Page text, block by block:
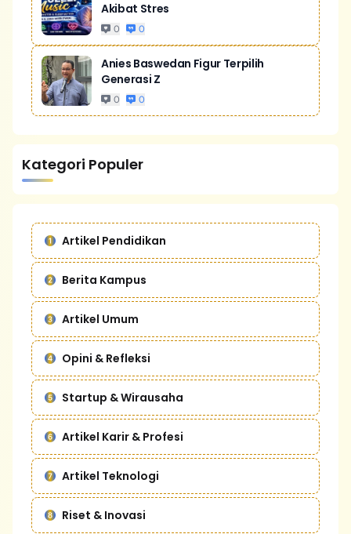
Akibat Stres
0 0
Anies Baswedan Figur Terpilih
Generasi Z
0 0
Kategori Populer
Artikel Pendidikan
Berita Kampus
Artikel Umum
Opini & Refleksi
Startup & Wirausaha
Artikel Karir & Profesi
Artikel Teknologi
Riset & Inovasi